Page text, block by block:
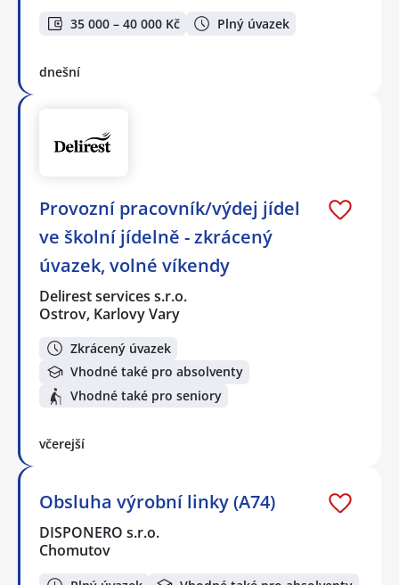
35 000 – 40 000 Kč Plný úvazek
dnešní
Provozní pracovník/výdej jídel
ve školní jídelně - zkrácený
úvazek, volné víkendy
Delirest services s.r.o.
Ostrov, Karlovy Vary
Zkrácený úvazek
Vhodné také pro absolventy
Vhodné také pro seniory
včerejší
Obsluha výrobní linky (A74)
DISPONERO s.r.o.
Chomutov